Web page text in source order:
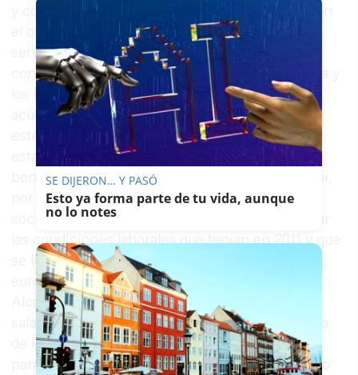
y comité se sienten a dirimir sus diferencias con
el objetivo de evitar una nueva huelga en el
servicio tras los salvajes paros de 21 días
consecutivos de finales de 2012. “Es la empresa y
los trabajadores los que tienen que llegar a un
acuerdo ya que se trata de un conflicto
estrictamente laboral, aunque el Ayuntamiento
estará pendiente de evitar un conflicto que no
beneficia a nadie, ni empresa, ni trabajadores ni,
por supuesto, ciudadanos", opina el ejecutivo
socialista. Los trabajadores pretenden recuperar
las condiciones laborales que tenían en 2011 y que
se les compense el recorte de 4,5 millones de
euros que sufrió el servicio con el PP en la
Alcaldía, lo que repercutió en una reducción
salarial del 10% para los trabajadores, una bajada
de los pluses y un 20% menos de presupuesto
para el servicio. En el acuerdo de 2012, que puso
SE DIJERON… Y PASÓ
Esto ya forma parte de tu vida, aunque
no lo notes